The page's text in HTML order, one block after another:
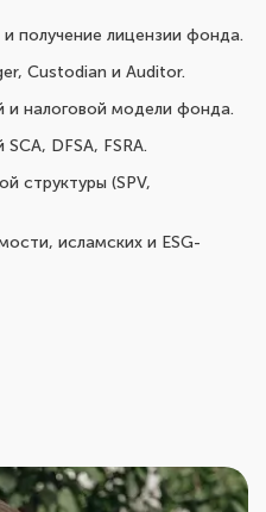
получение лицензии фонда.
Custodian и Auditor.
и налоговой модели фонда.
DFSA, FSRA.
структуры (SPV,
исламских и ESG-